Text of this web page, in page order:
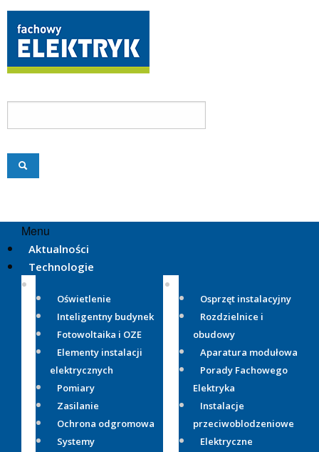
Menu
Aktualności
Technologie
Oświetlenie
Inteligentny budynek
Fotowoltaika i OZE
Elementy instalacji
elektrycznych
Pomiary
Zasilanie
Ochrona odgromowa
Systemy
Osprzęt instalacyjny
Rozdzielnice i
obudowy
Aparatura modułowa
Porady Fachowego
Elektryka
Instalacje
przeciwoblodzeniowe
Elektryczne